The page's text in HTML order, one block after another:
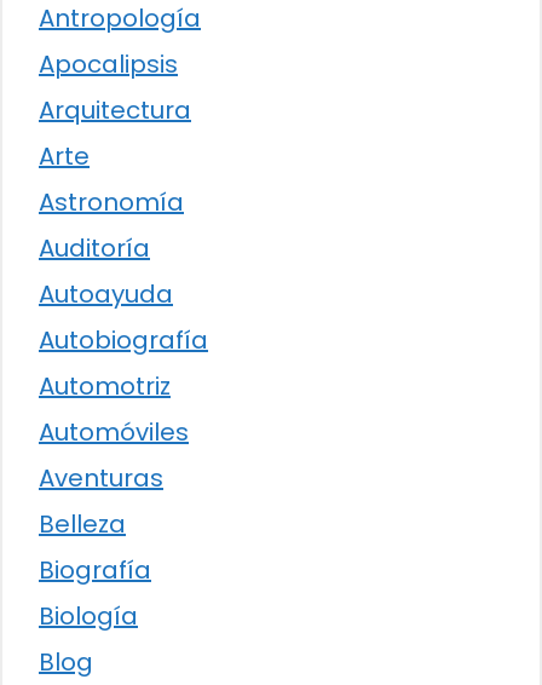
Antropología
Apocalipsis
Arquitectura
Arte
Astronomía
Auditoría
Autoayuda
Autobiografía
Automotriz
Automóviles
Aventuras
Belleza
Biografía
Biología
Blog